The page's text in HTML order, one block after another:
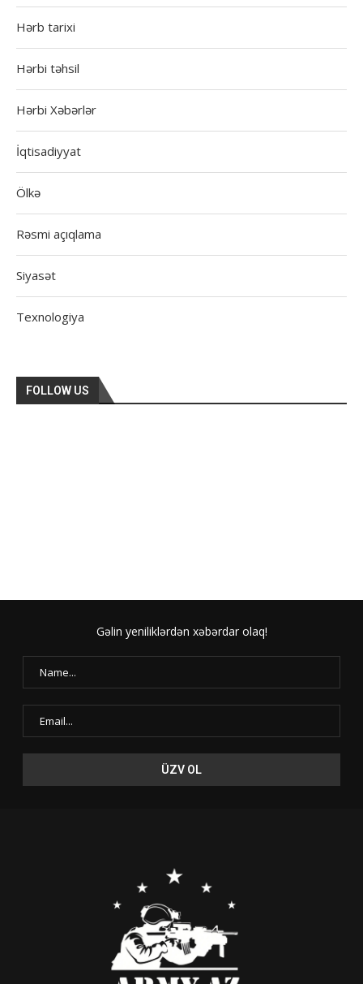
Hərb tarixi
Hərbi təhsil
Hərbi Xəbərlər
İqtisadiyyat
Ölkə
Rəsmi açıqlama
Siyasət
Texnologiya
FOLLOW US
Gəlin yeniliklərdən xəbərdar olaq!